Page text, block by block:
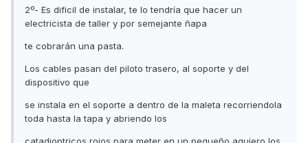
2º- Es dificil de instalar, te lo tendría que hacer un
electricista de taller y por semejante ñapa
te cobrarán una pasta.
Los cables pasan del piloto trasero, al soporte y del
dispositivo que
se instala en el soporte a dentro de la maleta recorriendola
toda hasta la tapa y abriendo los